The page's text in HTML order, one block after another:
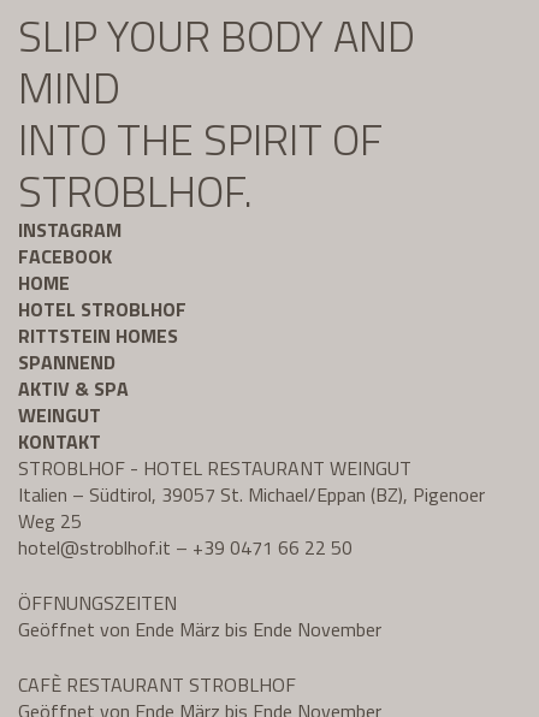
SLIP YOUR BODY AND
MIND
INTO THE SPIRIT OF
STROBLHOF.
INSTAGRAM
FACEBOOK
HOME
HOTEL STROBLHOF
RITTSTEIN HOMES
SPANNEND
AKTIV & SPA
WEINGUT
KONTAKT
STROBLHOF - HOTEL RESTAURANT WEINGUT
Italien – Südtirol, 39057 St. Michael/Eppan (BZ), Pigenoer
Weg 25
hotel@stroblhof.it – +39 0471 66 22 50
ÖFFNUNGSZEITEN
Geöffnet von Ende März bis Ende November
CAFÈ RESTAURANT STROBLHOF
Geöffnet von Ende März bis Ende November